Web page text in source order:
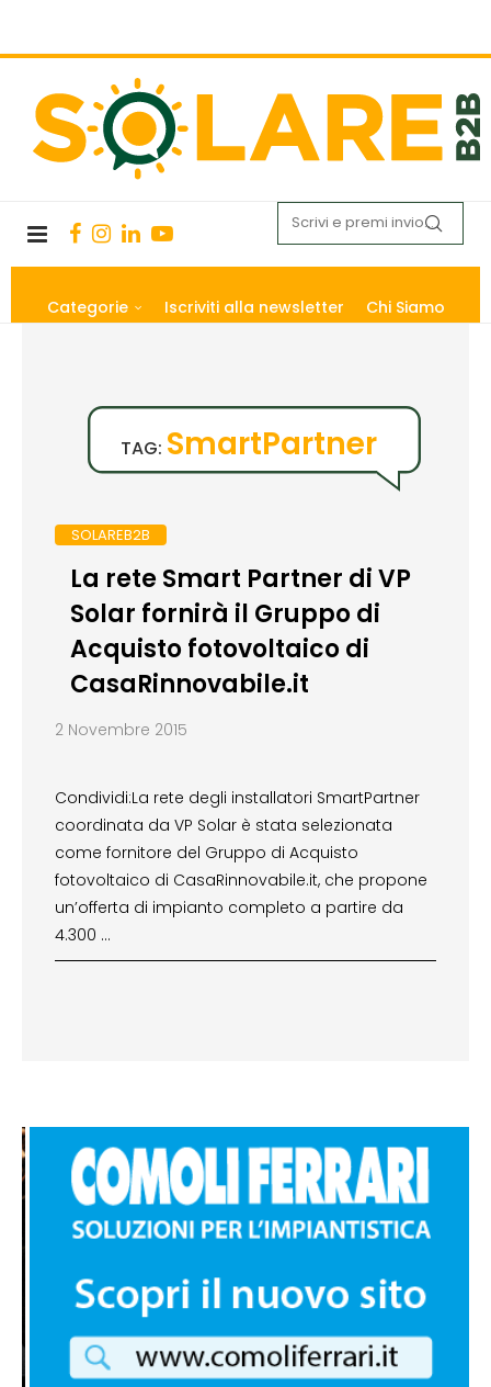
Categorie Iscriviti alla newsletter Chi Siamo
TAG: SmartPartner
SOLAREB2B
La rete Smart Partner di VP
Solar fornirà il Gruppo di
Acquisto fotovoltaico di
CasaRinnovabile.it
2 Novembre 2015
Condividi:La rete degli installatori SmartPartner
coordinata da VP Solar è stata selezionata
come fornitore del Gruppo di Acquisto
fotovoltaico di CasaRinnovabile.it, che propone
un’offerta di impianto completo a partire da
4.300 …